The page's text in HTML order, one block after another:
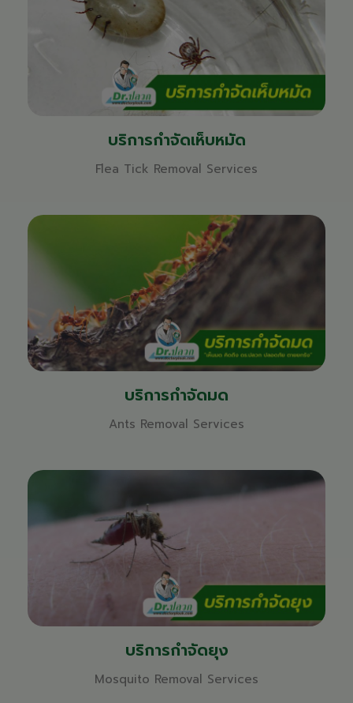
บริการกำจัดเห็บหมัด
Flea Tick Removal Services
บริการกำจัดมด
Ants Removal Services
บริการกำจัดยุง
Mosquito Removal Services